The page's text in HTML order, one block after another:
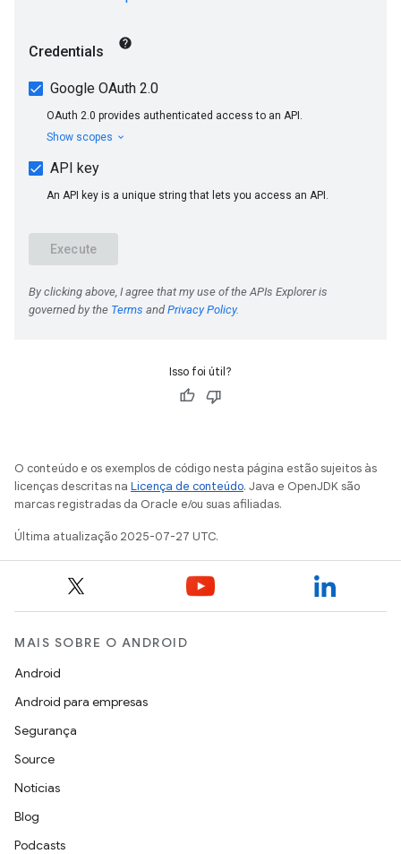
Isso foi útil?
O conteúdo e os exemplos de código nesta página estão sujeitos às
licenças descritas na Licença de conteúdo. Java e OpenJDK são
marcas registradas da Oracle e/ou suas afiliadas.
Última atualização 2025-07-27 UTC.
MAIS SOBRE O ANDROID
Android
Android para empresas
Segurança
Source
Notícias
Blog
Podcasts